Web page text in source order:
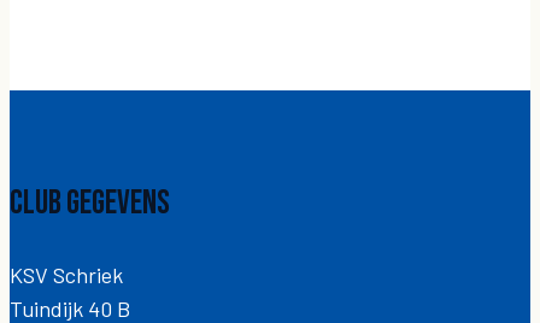
Club gegevens
KSV Schriek
Tuindijk 40 B